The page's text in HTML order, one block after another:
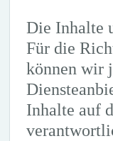
Die Inhalte
Für die
können wir
Inhalte auf